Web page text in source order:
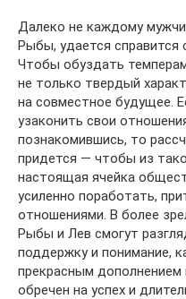
Далеко не каждому
Рыбы, удается справится
Чтобы обуздать
не только твердый
на совместное будущее.
узаконить свои
познакомившись, то
придется — чтобы из
настоящая ячейка
усиленно поработать,
отношениями. В более
Рыбы и Лев смогут
поддержку и понимание,
прекрасным дополнением
обречен на успех и